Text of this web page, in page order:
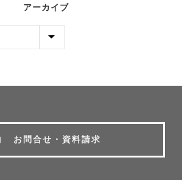
アーカイブ
お問合せ・資料請求